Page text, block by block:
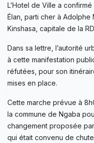
L’Hotel de Ville a
Élan, parti cher à Adolphe
Kinshasa, capitale de la
Dans sa lettre, l’autorité
à cette manifestation
réfutées, pour son
mises en place.
Cette marche prévue à
la commune de Ngaba
changement proposée
qui était convenu de